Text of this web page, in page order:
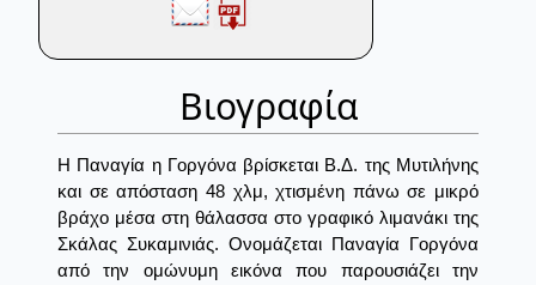
Βιογραφία
Η Παναγία η Γοργόνα βρίσκεται Β.Δ. της Μυτιλήνης
και σε απόσταση 48 χλμ, χτισμένη πάνω σε μικρό
βράχο μέσα στη θάλασσα στο γραφικό λιμανάκι της
Σκάλας Συκαμινιάς. Ονομάζεται Παναγία Γοργόνα
από την ομώνυμη εικόνα που παρουσιάζει την